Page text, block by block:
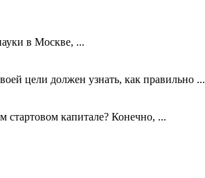
в Москве, ...
цели должен узнать, как правильно ...
капитале? Конечно, ...